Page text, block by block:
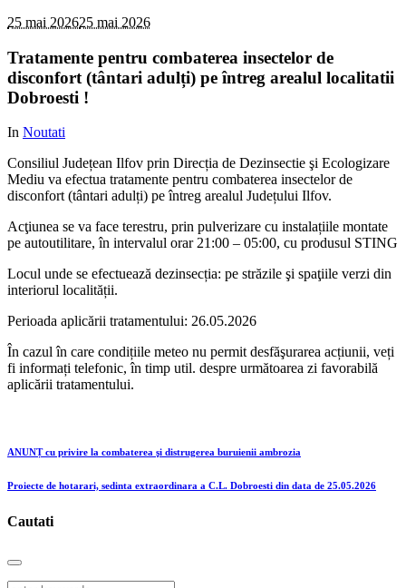
25 mai 202625 mai 2026
Tratamente pentru combaterea insectelor de
disconfort (tântari adulți) pe întreg arealul localitatii
Dobroesti !
In Noutati
Consiliul Județean Ilfov prin Direcția de Dezinsectie şi Ecologizare
Mediu va efectua tratamente pentru combaterea insectelor de
disconfort (tântari adulți) pe întreg arealul Județului Ilfov.
Acţiunea se va face terestru, prin pulverizare cu instalațiile montate
pe autoutilitare, în intervalul orar 21:00 – 05:00, cu produsul STING
Locul unde se efectuează dezinsecția: pe străzile şi spaţiile verzi din
interiorul localității.
Perioada aplicării tratamentului: 26.05.2026
În cazul în care condițiile meteo nu permit desfăşurarea acțiunii, veți
fi informați telefonic, în timp util. despre următoarea zi favorabilă
aplicării tratamentului.
ANUNȚ cu privire la combaterea şi distrugerea buruienii ambrozia
Proiecte de hotarari, sedinta extraordinara a C.L. Dobroesti din data de 25.05.2026
Cautati